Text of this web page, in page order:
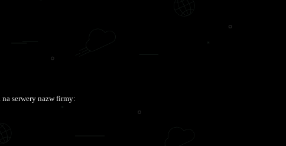
na serwery nazw firmy: